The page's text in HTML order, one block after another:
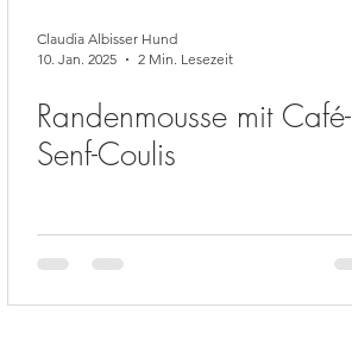
Claudia Albisser Hund
10. Jan. 2025
2 Min. Lesezeit
Randenmousse mit Café-
Senf-Coulis